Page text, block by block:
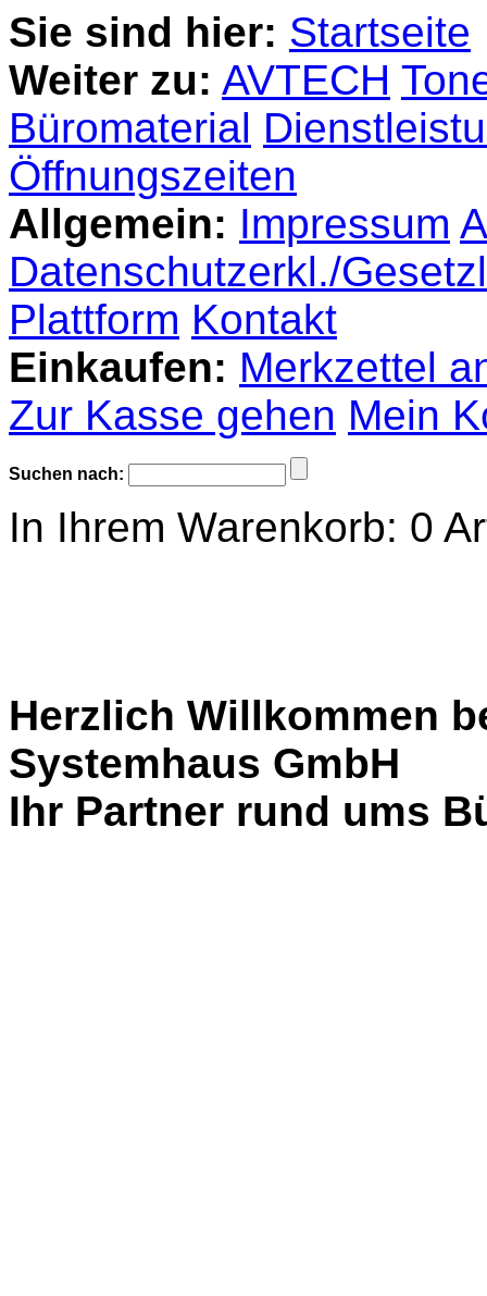
Sie sind hier: Startseite
Weiter zu: AVTECH
Büromaterial
Öffnungszeiten
Allgemein: Impressum
Datenschutzerkl./
Plattform Kontakt
Einkaufen: Merkzettel
Zur Kasse gehen Mein
Suchen nach:
In Ihrem Warenkorb: 0
Herzlich Willkommen
Systemhaus GmbH
Ihr Partner rund ums